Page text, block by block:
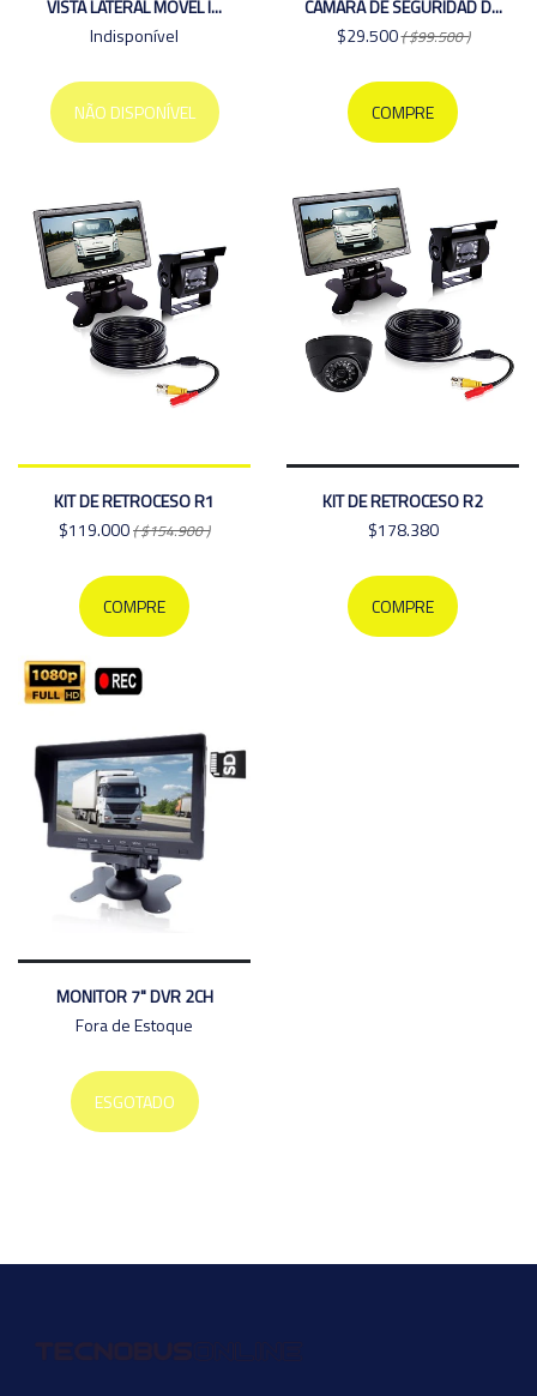
VISTA LATERAL MÓVEL I...
Indisponível
NÃO DISPONÍVEL
CAMARA DE SEGURIDAD D...
$29.500( $99.500 )
COMPRE
KIT DE RETROCESO R1
$119.000( $154.900 )
COMPRE
KIT DE RETROCESO R2
$178.380
COMPRE
MONITOR 7" DVR 2CH
Fora de Estoque
ESGOTADO